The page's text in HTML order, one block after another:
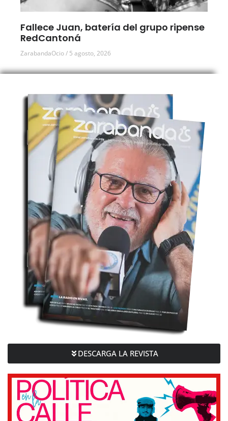
Fallece Juan, batería del grupo ripense
RedCantoná
ZarabandaOcio 5 agosto, 2026
DESCARGA LA REVISTA